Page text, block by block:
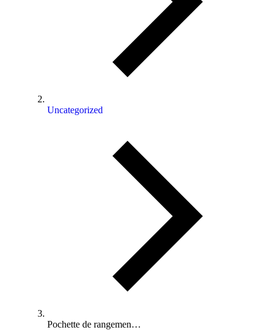
Uncategorized
Pochette de rangemen…